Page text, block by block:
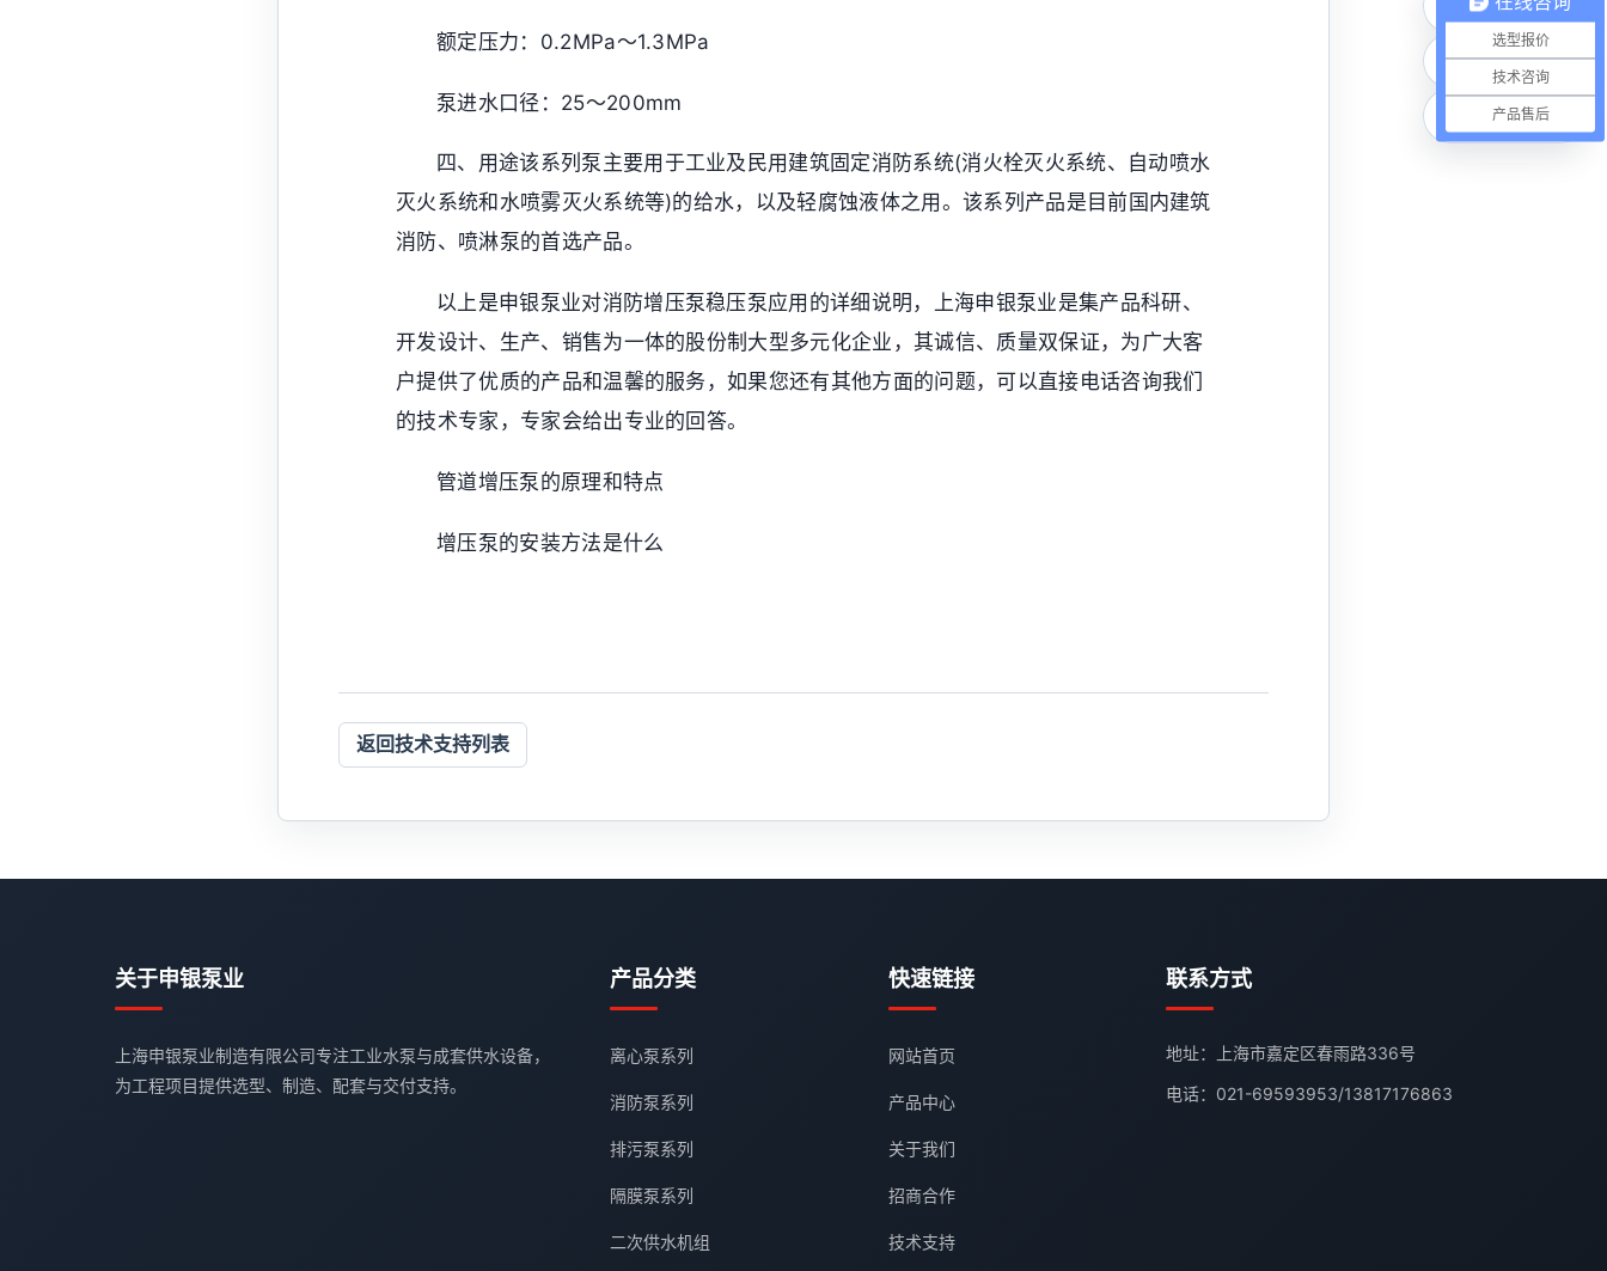
额定压力：0.2MPa～1.3MPa
泵进水口径：25～200mm
四、用途该系列泵主要用于工业及民用建筑固定消防系统(消火栓灭火系统、自动喷水
灭火系统和水喷雾灭火系统等)的给水，以及轻腐蚀液体之用。该系列产品是目前国内建筑
消防、喷淋泵的首选产品。
以上是申银泵业对消防增压泵稳压泵应用的详细说明，上海申银泵业是集产品科研、
开发设计、生产、销售为一体的股份制大型多元化企业，其诚信、质量双保证，为广大客
户提供了优质的产品和温馨的服务，如果您还有其他方面的问题，可以直接电话咨询我们
的技术专家，专家会给出专业的回答。
管道增压泵的原理和特点
增压泵的安装方法是什么
返回技术支持列表
关于申银泵业
上海申银泵业制造有限公司专注工业水泵与成套供水设备，
为工程项目提供选型、制造、配套与交付支持。
产品分类
离心泵系列
消防泵系列
排污泵系列
隔膜泵系列
二次供水机组
快速链接
网站首页
产品中心
关于我们
招商合作
技术支持
联系方式
地址：上海市嘉定区春雨路336号
电话： 021-69593953/13817176863
电话咨询
微信联系
在线咨询
选型报价
技术咨询
产品售后